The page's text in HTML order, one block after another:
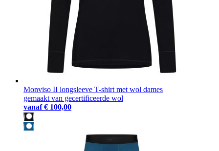
Monviso II longsleeve T-shirt met wol dames
gemaakt van gecertificeerde wol
vanaf € 100,00